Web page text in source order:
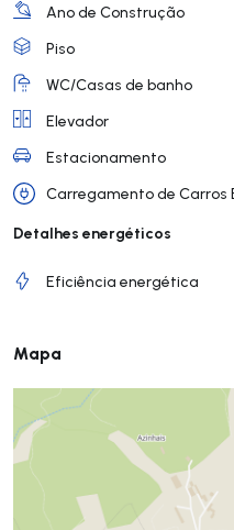
Ano de Construção
Piso
WC/Casas de banho
Elevador
Estacionamento
Carregamento de Carros
Detalhes energéticos
Eficiência energética
Mapa